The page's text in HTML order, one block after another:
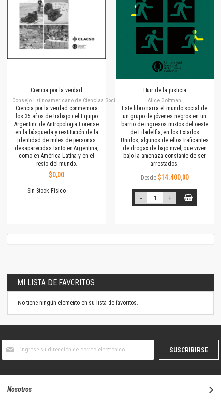
Ciencia por la verdad
Consejo Latinoamericano de Ciencias Sociales
Ciencia por la verdad conmemora
los 35 años de trabajo del Equipo
Argentino de Antropología Forense
en la búsqueda y restitución de la
identidad de miles de personas
desaparecidas tanto en Argentina,
como en América Latina y en el
resto del mundo.
$0,00
Sin Stock Físico
Huir de la justicia
Alice Goffman
Este libro narra el mundo social de
un grupo de jóvenes negros en un
barrio de ingresos mixtos del oeste
de Filadelfia, en los Estados
Unidos, algunos de ellos traficantes
de drogas de bajo nivel, que viven
bajo la amenaza constante de ser
arrestados.
Desde $14.400,00
- +
MI LISTA DE FAVORITOS
No tiene ningún elemento en su lista de favoritos.
boletín
SUSCRIBIRSE
Nosotros